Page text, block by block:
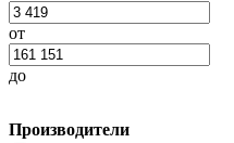
от
до
Производители